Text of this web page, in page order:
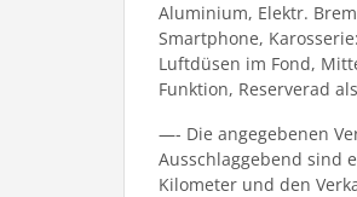
Aluminium, Elektr.
Smartphone,
Luftdüsen im Fond,
Funktion, Reserverad
—- Die angegebenen
Ausschlaggebend sind
Kilometer und den